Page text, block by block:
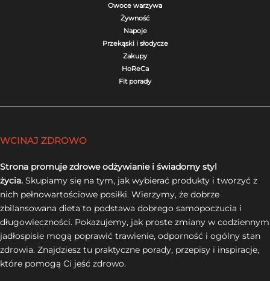
Owoce warzywa
Żywność
Napoje
Przekąski i słodycze
Zakupy
HoReCa
Fit porady
WCINAJ ZDROWO
Strona promuje zdrowe odżywianie i świadomy styl
życia. Skupiamy się na tym, jak wybierać produkty i tworzyć z
nich pełnowartościowe posiłki. Wierzymy, że dobrze
zbilansowana dieta to podstawa dobrego samopoczucia i
długowieczności. Pokazujemy, jak proste zmiany w codziennym
jadłospisie mogą poprawić trawienie, odporność i ogólny stan
zdrowia. Znajdziesz tu praktyczne porady, przepisy i inspiracje,
które pomogą Ci jeść zdrowo.